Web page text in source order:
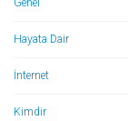
Genel
Hayata Dair
İnternet
Kimdir